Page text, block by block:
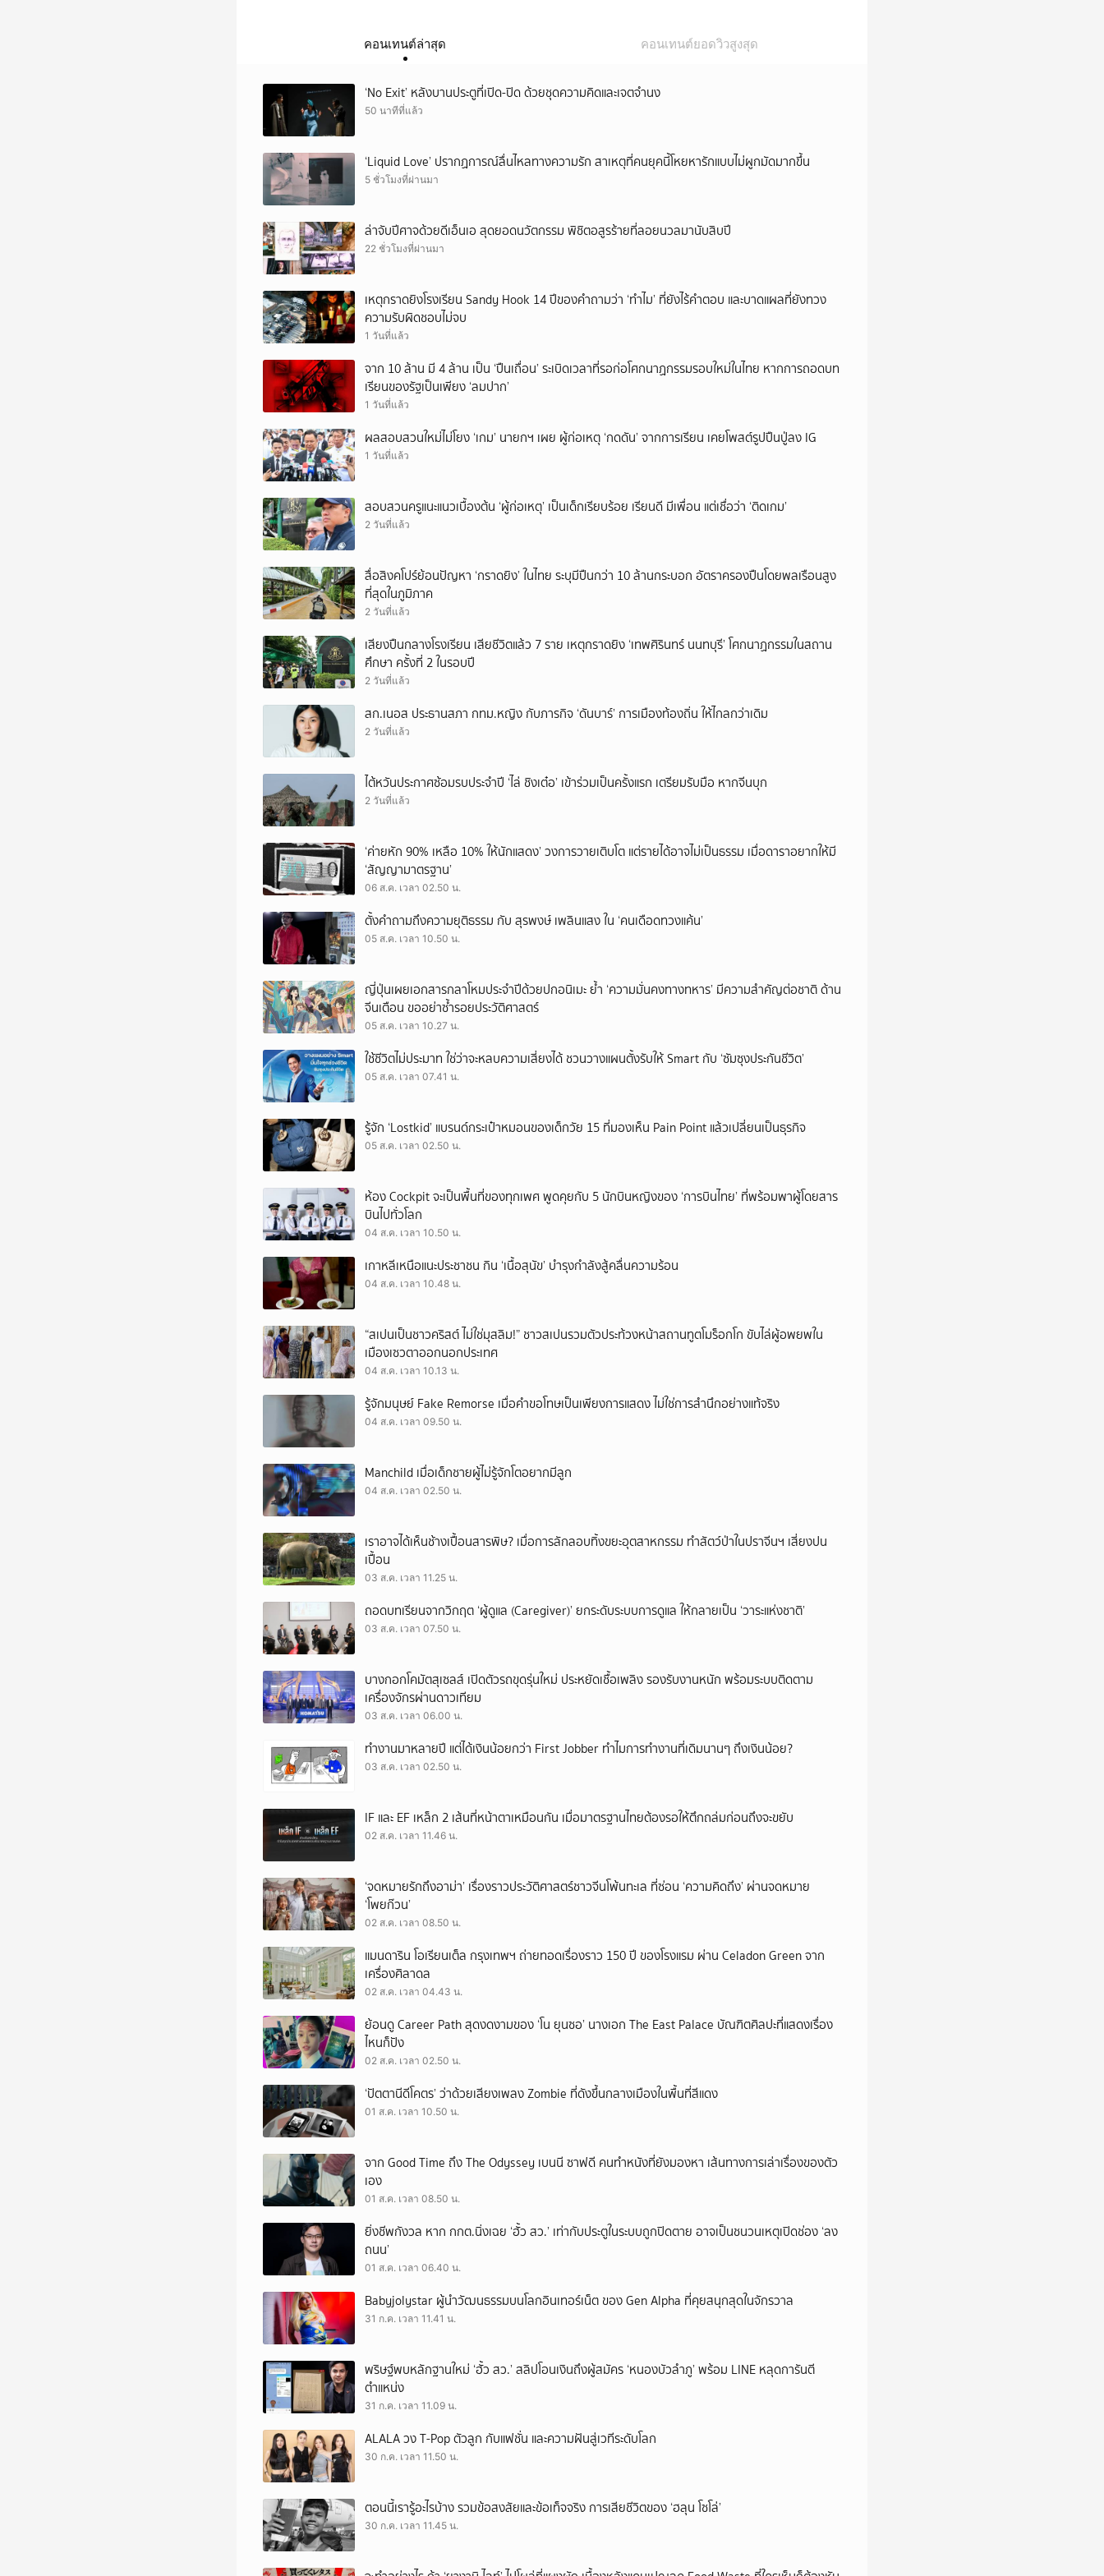
คอนเทนต์ล่าสุด คอนเทนต์ยอดวิวสูงสุด
‘No Exit’ หลังบานประตูที่เปิด-ปิด ด้วยชุดความคิดและเจตจำนง
50 นาทีที่แล้ว
‘Liquid Love’ ปรากฏการณ์ลื่นไหลทางความรัก สาเหตุที่คนยุคนี้โหยหารักแบบไม่ผูกมัดมากขึ้น
5 ชั่วโมงที่ผ่านมา
ล่าจับปีศาจด้วยดีเอ็นเอ สุดยอดนวัตกรรม พิชิตอสูรร้ายที่ลอยนวลมานับสิบปี
22 ชั่วโมงที่ผ่านมา
เหตุกราดยิงโรงเรียน Sandy Hook 14 ปีของคำถามว่า ‘ทำไม’ ที่ยังไร้คำตอบ และบาดแผลที่ยังทวง
ความรับผิดชอบไม่จบ
1 วันที่แล้ว
จาก 10 ล้าน มี 4 ล้าน เป็น ‘ปืนเถื่อน’ ระเบิดเวลาที่รอก่อโศกนาฏกรรมรอบใหม่ในไทย หากการถอดบท
เรียนของรัฐเป็นเพียง ‘ลมปาก’
1 วันที่แล้ว
ผลสอบสวนใหม่ไม่โยง ‘เกม’ นายกฯ เผย ผู้ก่อเหตุ ‘กดดัน’ จากการเรียน เคยโพสต์รูปปืนปู่ลง IG
1 วันที่แล้ว
สอบสวนครูแนะแนวเบื้องต้น ‘ผู้ก่อเหตุ’ เป็นเด็กเรียบร้อย เรียนดี มีเพื่อน แต่เชื่อว่า ‘ติดเกม’
2 วันที่แล้ว
สื่อสิงคโปร์ย้อนปัญหา ‘กราดยิง’ ในไทย ระบุมีปืนกว่า 10 ล้านกระบอก อัตราครองปืนโดยพลเรือนสูง
ที่สุดในภูมิภาค
2 วันที่แล้ว
เสียงปืนกลางโรงเรียน เสียชีวิตแล้ว 7 ราย เหตุกราดยิง ‘เทพศิรินทร์ นนทบุรี’ โศกนาฏกรรมในสถาน
ศึกษา ครั้งที่ 2 ในรอบปี
2 วันที่แล้ว
สก.เนอส ประธานสภา กทม.หญิง กับภารกิจ ‘ดันบาร์’ การเมืองท้องถิ่น ให้ไกลกว่าเดิม
2 วันที่แล้ว
ไต้หวันประกาศซ้อมรบประจำปี ‘ไล่ ชิงเต๋อ’ เข้าร่วมเป็นครั้งแรก เตรียมรับมือ หากจีนบุก
2 วันที่แล้ว
‘ค่ายหัก 90% เหลือ 10% ให้นักแสดง’ วงการวายเติบโต แต่รายได้อาจไม่เป็นธรรม เมื่อดาราอยากให้มี
‘สัญญามาตรฐาน’
06 ส.ค. เวลา 02.50 น.
ตั้งคำถามถึงความยุติธรรม กับ สุรพงษ์ เพลินแสง ใน ‘คนเดือดทวงแค้น’
05 ส.ค. เวลา 10.50 น.
ญี่ปุ่นเผยเอกสารกลาโหมประจำปีด้วยปกอนิเมะ ย้ำ ‘ความมั่นคงทางทหาร’ มีความสำคัญต่อชาติ ด้าน
จีนเตือน ขออย่าซ้ำรอยประวัติศาสตร์
05 ส.ค. เวลา 10.27 น.
ใช้ชีวิตไม่ประมาท ใช่ว่าจะหลบความเสี่ยงได้ ชวนวางแผนตั้งรับให้ Smart กับ ‘ซัมซุงประกันชีวิต’
05 ส.ค. เวลา 07.41 น.
รู้จัก ‘Lostkid’ แบรนด์กระเป๋าหมอนของเด็กวัย 15 ที่มองเห็น Pain Point แล้วเปลี่ยนเป็นธุรกิจ
05 ส.ค. เวลา 02.50 น.
ห้อง Cockpit จะเป็นพื้นที่ของทุกเพศ พูดคุยกับ 5 นักบินหญิงของ ‘การบินไทย’ ที่พร้อมพาผู้โดยสาร
บินไปทั่วโลก
04 ส.ค. เวลา 10.50 น.
เกาหลีเหนือแนะประชาชน กิน ‘เนื้อสุนัข’ บำรุงกำลังสู้คลื่นความร้อน
04 ส.ค. เวลา 10.48 น.
“สเปนเป็นชาวคริสต์ ไม่ใช่มุสลิม!” ชาวสเปนรวมตัวประท้วงหน้าสถานทูตโมร็อกโก ขับไล่ผู้อพยพใน
เมืองเซวตาออกนอกประเทศ
04 ส.ค. เวลา 10.13 น.
รู้จักมนุษย์ Fake Remorse เมื่อคำขอโทษเป็นเพียงการแสดง ไม่ใช่การสำนึกอย่างแท้จริง
04 ส.ค. เวลา 09.50 น.
Manchild เมื่อเด็กชายผู้ไม่รู้จักโตอยากมีลูก
04 ส.ค. เวลา 02.50 น.
เราอาจได้เห็นช้างเปื้อนสารพิษ? เมื่อการลักลอบทิ้งขยะอุตสาหกรรม ทำสัตว์ป่าในปราจีนฯ เสี่ยงปน
เปื้อน
03 ส.ค. เวลา 11.25 น.
ถอดบทเรียนจากวิกฤต ‘ผู้ดูแล (Caregiver)’ ยกระดับระบบการดูแล ให้กลายเป็น ‘วาระแห่งชาติ’
03 ส.ค. เวลา 07.50 น.
บางกอกโคมัตสุเซลส์ เปิดตัวรถขุดรุ่นใหม่ ประหยัดเชื้อเพลิง รองรับงานหนัก พร้อมระบบติดตาม
เครื่องจักรผ่านดาวเทียม
03 ส.ค. เวลา 06.00 น.
ทำงานมาหลายปี แต่ได้เงินน้อยกว่า First Jobber ทำไมการทำงานที่เดิมนานๆ ถึงเงินน้อย?
03 ส.ค. เวลา 02.50 น.
IF และ EF เหล็ก 2 เส้นที่หน้าตาเหมือนกัน เมื่อมาตรฐานไทยต้องรอให้ตึกถล่มก่อนถึงจะขยับ
02 ส.ค. เวลา 11.46 น.
‘จดหมายรักถึงอาม่า’ เรื่องราวประวัติศาสตร์ชาวจีนโพ้นทะเล ที่ซ่อน ‘ความคิดถึง’ ผ่านจดหมาย
‘โพยก๊วน’
02 ส.ค. เวลา 08.50 น.
แมนดาริน โอเรียนเต็ล กรุงเทพฯ ถ่ายทอดเรื่องราว 150 ปี ของโรงแรม ผ่าน Celadon Green จาก
เครื่องศิลาดล
02 ส.ค. เวลา 04.43 น.
ย้อนดู Career Path สุดงดงามของ ‘โน ยุนซอ’ นางเอก The East Palace บัณฑิตศิลปะที่แสดงเรื่อง
ไหนก็ปัง
02 ส.ค. เวลา 02.50 น.
‘ปัตตานีดีโคตร’ ว่าด้วยเสียงเพลง Zombie ที่ดังขึ้นกลางเมืองในพื้นที่สีแดง
01 ส.ค. เวลา 10.50 น.
จาก Good Time ถึง The Odyssey เบนนี ซาฟดี คนทำหนังที่ยังมองหา เส้นทางการเล่าเรื่องของตัว
เอง
01 ส.ค. เวลา 08.50 น.
ยิ่งชีพกังวล หาก กกต.นิ่งเฉย ‘ฮั้ว สว.’ เท่ากับประตูในระบบถูกปิดตาย อาจเป็นชนวนเหตุเปิดช่อง ‘ลง
ถนน’
01 ส.ค. เวลา 06.40 น.
Babyjolystar ผู้นำวัฒนธรรมบนโลกอินเทอร์เน็ต ของ Gen Alpha ที่คุยสนุกสุดในจักรวาล
31 ก.ค. เวลา 11.41 น.
พริษฐ์พบหลักฐานใหม่ ‘ฮั้ว สว.’ สลิปโอนเงินถึงผู้สมัคร ‘หนองบัวลำภู’ พร้อม LINE หลุดการันตี
ตำแหน่ง
31 ก.ค. เวลา 11.09 น.
ALALA วง T-Pop ตัวลูก กับแฟชั่น และความฝันสู่เวทีระดับโลก
30 ก.ค. เวลา 11.50 น.
ตอนนี้เรารู้อะไรบ้าง รวมข้อสงสัยและข้อเท็จจริง การเสียชีวิตของ ‘ฮลุน โซโล่’
30 ก.ค. เวลา 11.45 น.